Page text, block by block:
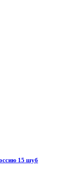
15 шуб